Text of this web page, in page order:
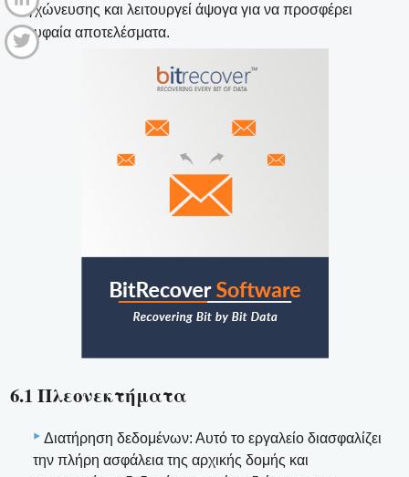
συγχώνευσης και λειτουργεί άψογα για να προσφέρει
κορυφαία αποτελέσματα.
6.1 Πλεονεκτήματα
Διατήρηση δεδομένων: Αυτό το εργαλείο διασφαλίζει
την πλήρη ασφάλεια της αρχικής δομής και